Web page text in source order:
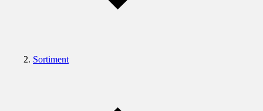
Sortiment